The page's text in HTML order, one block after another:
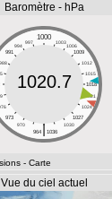
Baromètre - hPa
1000
997 1003
994
1006
991
1009
988
1012
1015
1018
1021
1024
973
1027
970
1030
|
964 1036
1020.7
- Carte
Vue du ciel actuel